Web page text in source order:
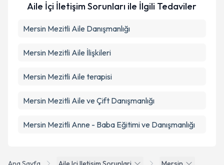
Aile İçi İletişim Sorunları ile İlgili Tedaviler
Mersin Mezitli Aile Danışmanlığı
Mersin Mezitli Aile İlişkileri
Mersin Mezitli Aile terapisi
Mersin Mezitli Aile ve Çift Danışmanlığı
Mersin Mezitli Anne - Baba Eğitimi ve Danışmanlığı